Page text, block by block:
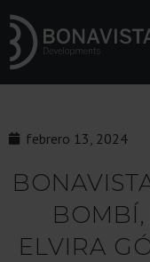
febrero 13, 2024
BOMBÍ,
ELVIRA